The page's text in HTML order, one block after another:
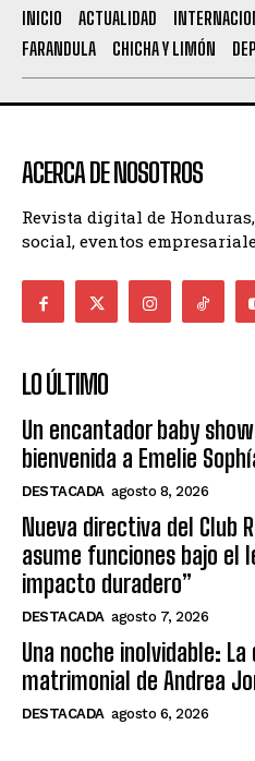
INICIO ACTUALIDAD
FARANDULA
CHICHA Y LIMÓN
ACERCA DE NOSOTROS
Revista digital de
social, eventos
LO ÚLTIMO
Un encantador baby
bienvenida a Emelie
DESTACADA agosto 8, 2026
Nueva directiva del Club
asume funciones bajo el
impacto duradero”
DESTACADA agosto 7, 2026
Una noche inolvidable:
matrimonial de Andrea
DESTACADA agosto 6, 2026